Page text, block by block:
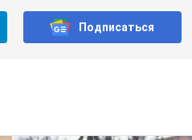
Подписаться